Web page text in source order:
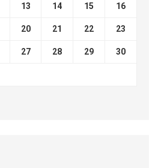
13 14 15 16
20 21 22 23
27 28 29 30